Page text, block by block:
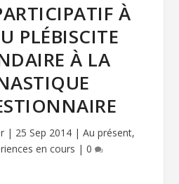
À
PLÉBISCITE
À LA
| 25 Sep 2014| Au présent,
en cours | 0